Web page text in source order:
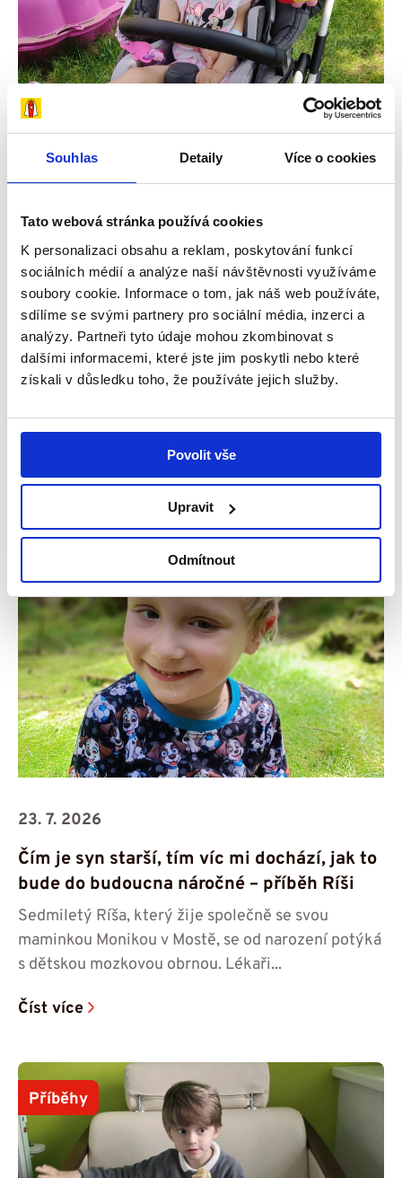
Souhlas Detaily Více o cookies
Tato webová stránka používá cookies
K personalizaci obsahu a reklam, poskytování funkcí
sociálních médií a analýze naší návštěvnosti využíváme
soubory cookie. Informace o tom, jak náš web používáte,
sdílíme se svými partnery pro sociální média, inzerci a
analýzy. Partneři tyto údaje mohou zkombinovat s
dalšími informacemi, které jste jim poskytli nebo které
získali v důsledku toho, že používáte jejich služby.
Povolit vše
Upravit
Odmítnout
29. 7. 2026
Snažíme se dělat vše potřebné, aby dcera
byla šťastná – příběh Amálky
V rodinném domku v Úpici na Trutnovsku žije
čtyřčlenná rodina – maminka Iva, tatínek Pavel a
Příběhy
23. 7. 2026
Čím je syn starší, tím víc mi dochází, jak to
bude do budoucna náročné – příběh Ríši
Sedmiletý Ríša, který žije společně se svou
maminkou Monikou v Mostě, se od narození potýká
s dětskou mozkovou obrnou. Lékaři...
Číst více
Příběhy